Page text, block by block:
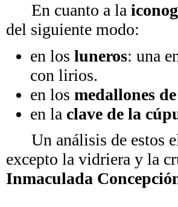
En cuanto a la
del siguiente modo:
en los luneros: una
con lirios.
en los medallones
en la clave de la
Un análisis de estos
excepto la vidriera y la
Inmaculada